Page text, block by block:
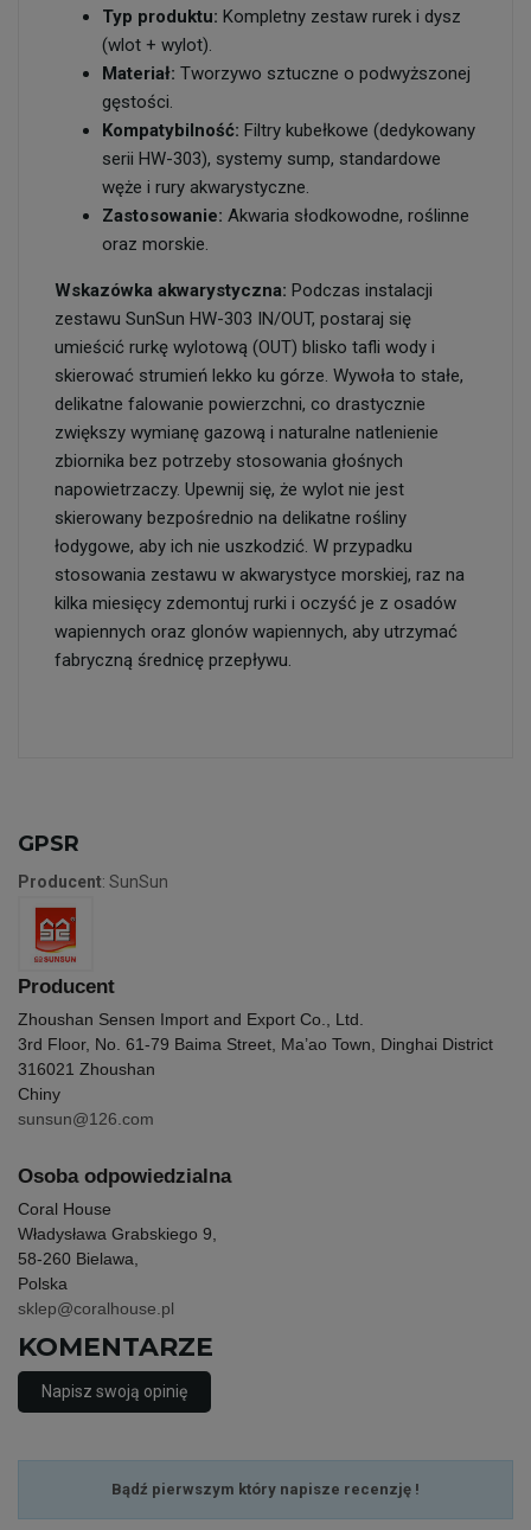
Typ produktu: Kompletny zestaw rurek i dysz
(wlot + wylot).
Materiał: Tworzywo sztuczne o podwyższonej
gęstości.
Kompatybilność: Filtry kubełkowe (dedykowany
serii HW-303), systemy sump, standardowe
węże i rury akwarystyczne.
Zastosowanie: Akwaria słodkowodne, roślinne
oraz morskie.
Wskazówka akwarystyczna: Podczas instalacji
zestawu SunSun HW-303 IN/OUT, postaraj się
umieścić rurkę wylotową (OUT) blisko tafli wody i
skierować strumień lekko ku górze. Wywoła to stałe,
delikatne falowanie powierzchni, co drastycznie
zwiększy wymianę gazową i naturalne natlenienie
zbiornika bez potrzeby stosowania głośnych
napowietrzaczy. Upewnij się, że wylot nie jest
skierowany bezpośrednio na delikatne rośliny
łodygowe, aby ich nie uszkodzić. W przypadku
stosowania zestawu w akwarystyce morskiej, raz na
kilka miesięcy zdemontuj rurki i oczyść je z osadów
wapiennych oraz glonów wapiennych, aby utrzymać
fabryczną średnicę przepływu.
GPSR
Producent: SunSun
Producent
Zhoushan Sensen Import and Export Co., Ltd.
3rd Floor, No. 61-79 Baima Street, Ma’ao Town, Dinghai District
316021 Zhoushan
Chiny
sunsun@126.com
Osoba odpowiedzialna
Coral House
Władysława Grabskiego 9,
58-260 Bielawa,
Polska
sklep@coralhouse.pl
KOMENTARZE
Napisz swoją opinię
Bądź pierwszym który napisze recenzję !